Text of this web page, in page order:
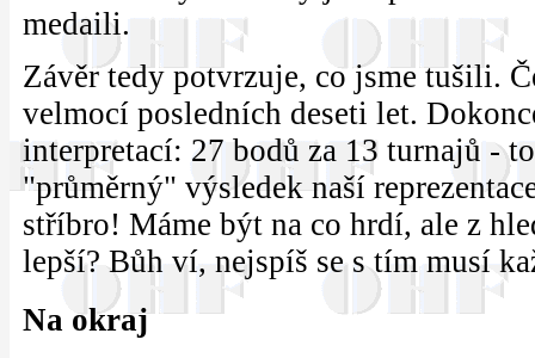
medaili.
Závěr tedy potvrzuje, co jsme tušili.
velmocí posledních deseti let.
interpretací: 27 bodů za 13 turnajů -
"průměrný" výsledek naší
stříbro! Máme být na co hrdí, ale z
lepší? Bůh ví, nejspíš se s tím musí
Na okraj